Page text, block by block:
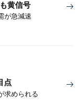
黄信号
が急減速
点
求められる